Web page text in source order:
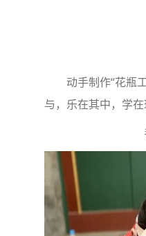
动手制作“花瓶
与，乐在其中，学在